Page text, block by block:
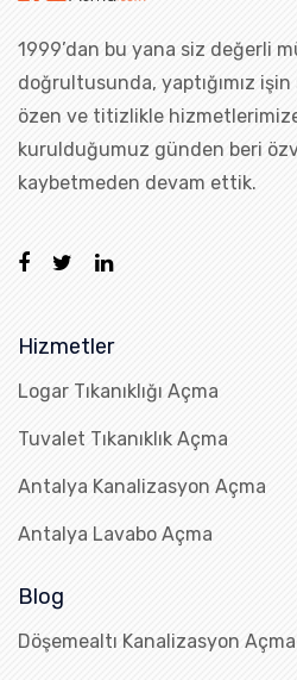
1999’dan bu yana siz değerli
doğrultusunda, yaptığımız
özen ve titizlikle
kurulduğumuz günden beri
kaybetmeden devam ettik.
Hizmetler
Logar Tıkanıklığı Açma
Tuvalet Tıkanıklık Açma
Antalya Kanalizasyon Açma
Antalya Lavabo Açma
Blog
Döşemealtı Kanalizasyon